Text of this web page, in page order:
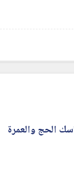
الحج والعمرة